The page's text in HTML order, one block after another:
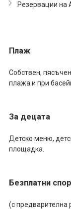
Резервации на
Плаж
Собствен,
плажа и при
За децата
Детско меню,
площадка.
Безплатни
(с предварителна